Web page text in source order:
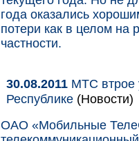
года оказались
потери как в целом на
частности.
30.08.2011 МТС втрое
Республике (Новости)
ОАО «Мобильные